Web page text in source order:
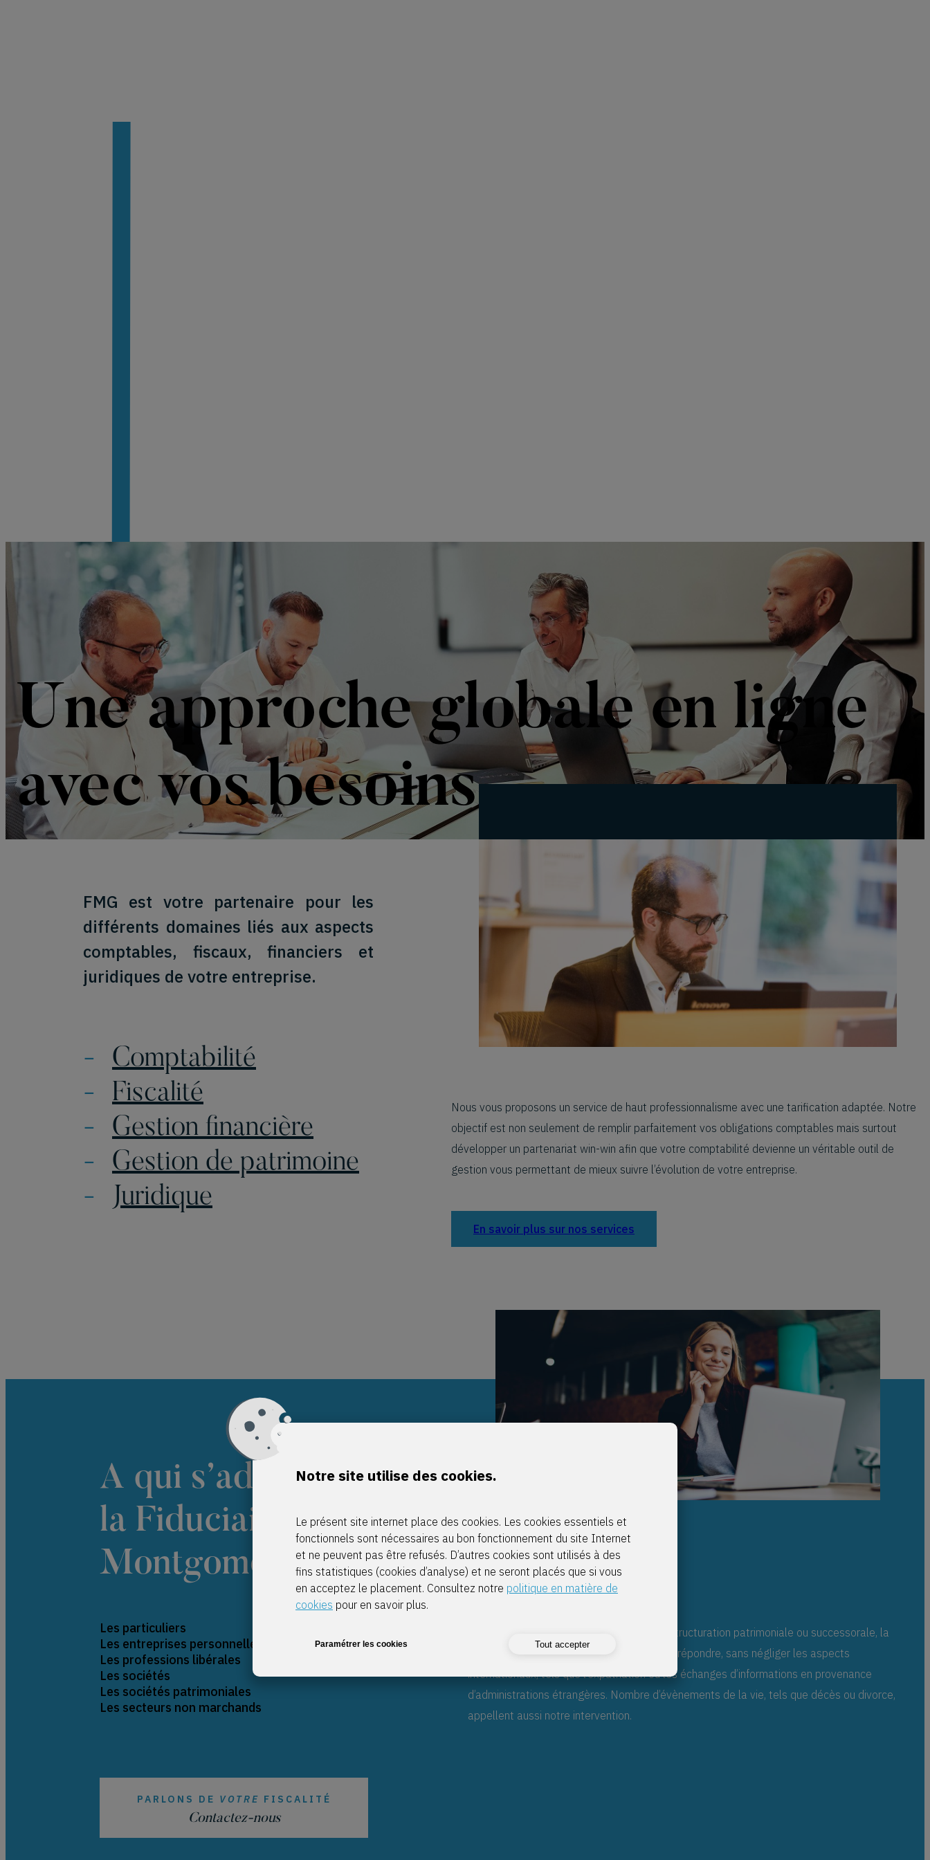
Nos servicesA propos de FMG
Actualité fiscaleContact
Une approche globale en ligne
avec vos besoins
FMG est votre partenaire pour les
différents domaines liés aux aspects
comptables, fiscaux, financiers et
juridiques de votre entreprise.
Comptabilité
Fiscalité
Gestion financière
Gestion de patrimoine
Juridique
Nous vous proposons un service de haut professionnalisme avec une tarification adaptée. Notre
objectif est non seulement de remplir parfaitement vos obligations comptables mais surtout
développer un partenariat win-win afin que votre comptabilité devienne un véritable outil de
gestion vous permettant de mieux suivre l’évolution de votre entreprise.
En savoir plus sur nos services
A qui s’adresse
la Fiduciaire
Montgomery ?
Les particuliers
Les entreprises personnelles
Les professions libérales
Les sociétés
Les sociétés patrimoniales
Les secteurs non marchands
PARLONS DE VOTRE FISCALITÉ
Contactez-nous
Les particuliers
De l’optimisation du package salarial à la structuration patrimoniale ou successorale, la
fiduciaire dispose des compétences pour y répondre, sans négliger les aspects
internationaux, tels que l’expatriation ou les échanges d’informations en provenance
d’administrations étrangères. Nombre d’évènements de la vie, tels que décès ou divorce,
appellent aussi notre intervention.
Notre site utilise des cookies.
Le présent site internet place des cookies. Les cookies essentiels et
fonctionnels sont nécessaires au bon fonctionnement du site Internet
et ne peuvent pas être refusés. D’autres cookies sont utilisés à des
fins statistiques (cookies d’analyse) et ne seront placés que si vous
en acceptez le placement. Consultez notre politique en matière de
cookies pour en savoir plus.
Paramétrer les cookies Tout accepter